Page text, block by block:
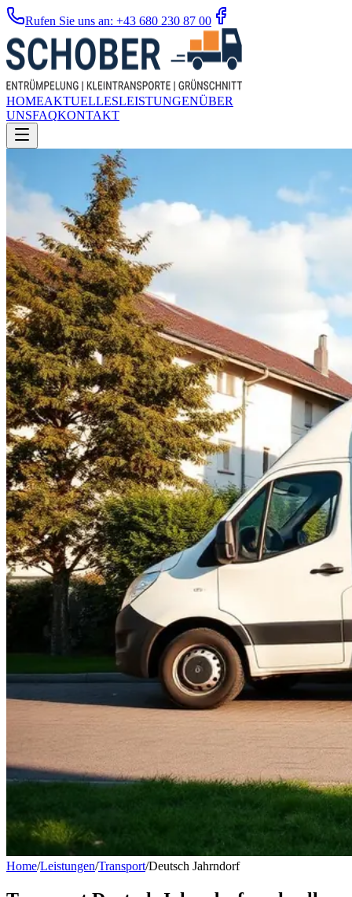
Rufen Sie uns an: +43 680 230 87 00
HOMEAKTUELLESLEISTUNGENÜBER
UNSFAQKONTAKT
Home/Leistungen/Transport/Deutsch Jahrndorf